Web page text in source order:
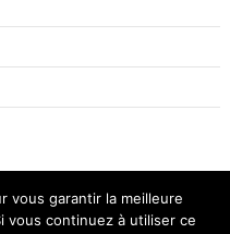
vous garantir la meilleure
vous continuez à utiliser ce